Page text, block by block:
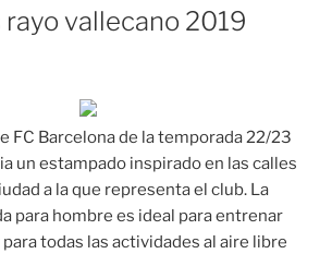
vallecano 2019
FC Barcelona de la temporada 22/23
un estampado inspirado en las calles
a la que representa el club. La
para hombre es ideal para entrenar
todas las actividades al aire libre